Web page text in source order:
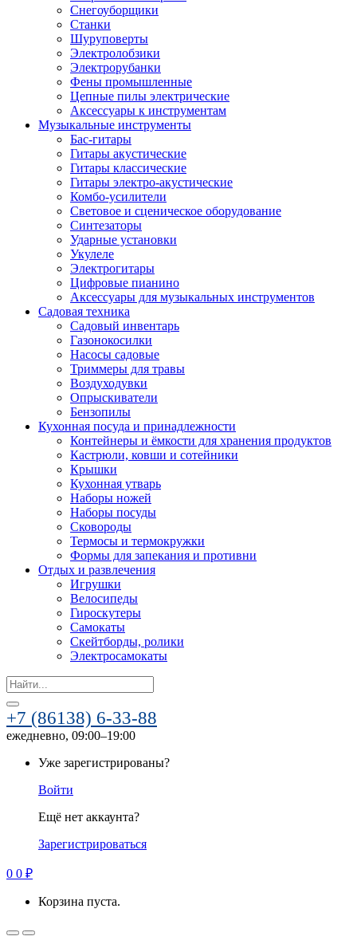
Снегоуборщики
Станки
Шуруповерты
Электролобзики
Электрорубанки
Фены промышленные
Цепные пилы электрические
Аксессуары к инструментам
Музыкальные инструменты
Бас-гитары
Гитары акустические
Гитары классические
Гитары электро-акустические
Комбо-усилители
Световое и сценическое оборудование
Синтезаторы
Ударные установки
Укулеле
Электрогитары
Цифровые пианино
Аксессуары для музыкальных инструментов
Садовая техника
Садовый инвентарь
Газонокосилки
Насосы садовые
Триммеры для травы
Воздуходувки
Опрыскиватели
Бензопилы
Кухонная посуда и принадлежности
Контейнеры и ёмкости для хранения продуктов
Кастрюли, ковши и сотейники
Крышки
Кухонная утварь
Наборы ножей
Наборы посуды
Сковороды
Термосы и термокружки
Формы для запекания и противни
Отдых и развлечения
Игрушки
Велосипеды
Гироскутеры
Самокаты
Скейтборды, ролики
Электросамокаты
Search
for:
+7 (86138) 6-33-88
ежедневно, 09:00–19:00
Уже зарегистрированы?
Войти
Ещё нет аккаунта?
Зарегистрироваться
0 0 ₽
Корзина пуста.